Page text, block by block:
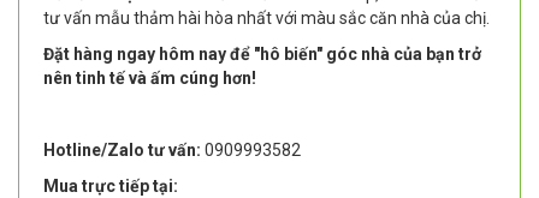
tư vấn mẫu thảm hài hòa nhất với màu sắc căn nhà của chị.
Đặt hàng ngay hôm nay để "hô biến" góc nhà của bạn trở
nên tinh tế và ấm cúng hơn!
Hotline/Zalo tư vấn: 0909993582
Mua trực tiếp tại: